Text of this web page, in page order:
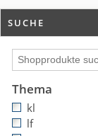
SUCHE
Thema
kl
lf